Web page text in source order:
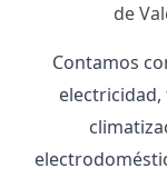
de
Contamos